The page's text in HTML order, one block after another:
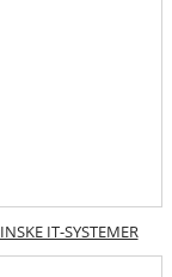
IT-SYSTEMER